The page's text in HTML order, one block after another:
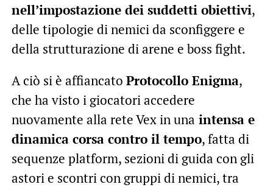
nell’impostazione dei suddetti obiettivi,
delle tipologie di nemici da sconfiggere e
della strutturazione di arene e boss fight.
A ciò si è affiancato Protocollo Enigma,
che ha visto i giocatori accedere
nuovamente alla rete Vex in una intensa e
dinamica corsa contro il tempo, fatta di
sequenze platform, sezioni di guida con gli
astori e scontri con gruppi di nemici, tra